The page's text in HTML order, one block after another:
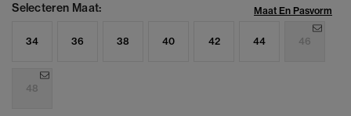
Selecteren Maat: Maat En Pasvorm
34 36 38 40 42 44 46
48